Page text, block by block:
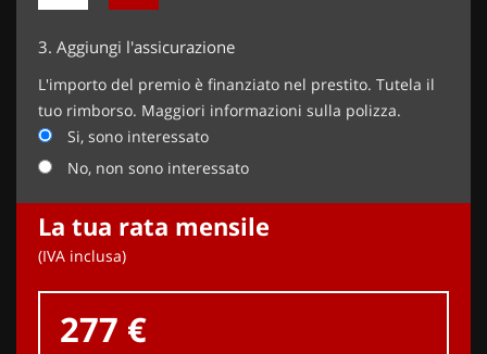
3. Aggiungi l'assicurazione
L'importo del premio è finanziato nel prestito. Tutela il
tuo rimborso. Maggiori informazioni sulla polizza.
Si, sono interessato
No, non sono interessato
La tua rata mensile
(IVA inclusa)
277 €